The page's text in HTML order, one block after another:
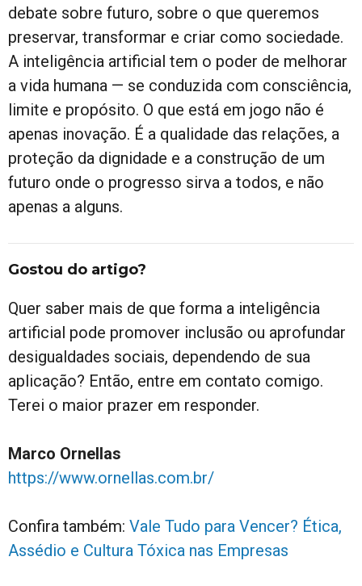
debate sobre futuro, sobre o que queremos
preservar, transformar e criar como sociedade.
A inteligência artificial tem o poder de melhorar
a vida humana — se conduzida com consciência,
limite e propósito. O que está em jogo não é
apenas inovação. É a qualidade das relações, a
proteção da dignidade e a construção de um
futuro onde o progresso sirva a todos, e não
apenas a alguns.
Gostou do artigo?
Quer saber mais de que forma a inteligência
artificial pode promover inclusão ou aprofundar
desigualdades sociais, dependendo de sua
aplicação? Então, entre em contato comigo.
Terei o maior prazer em responder.
Marco Ornellas
https://www.ornellas.com.br/
Confira também: Vale Tudo para Vencer? Ética,
Assédio e Cultura Tóxica nas Empresas